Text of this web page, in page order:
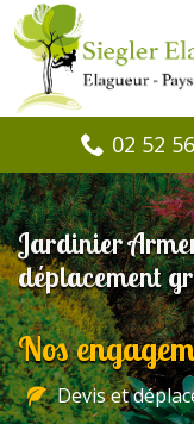
02 52
Jardinier
déplacement
Nos
Devis et